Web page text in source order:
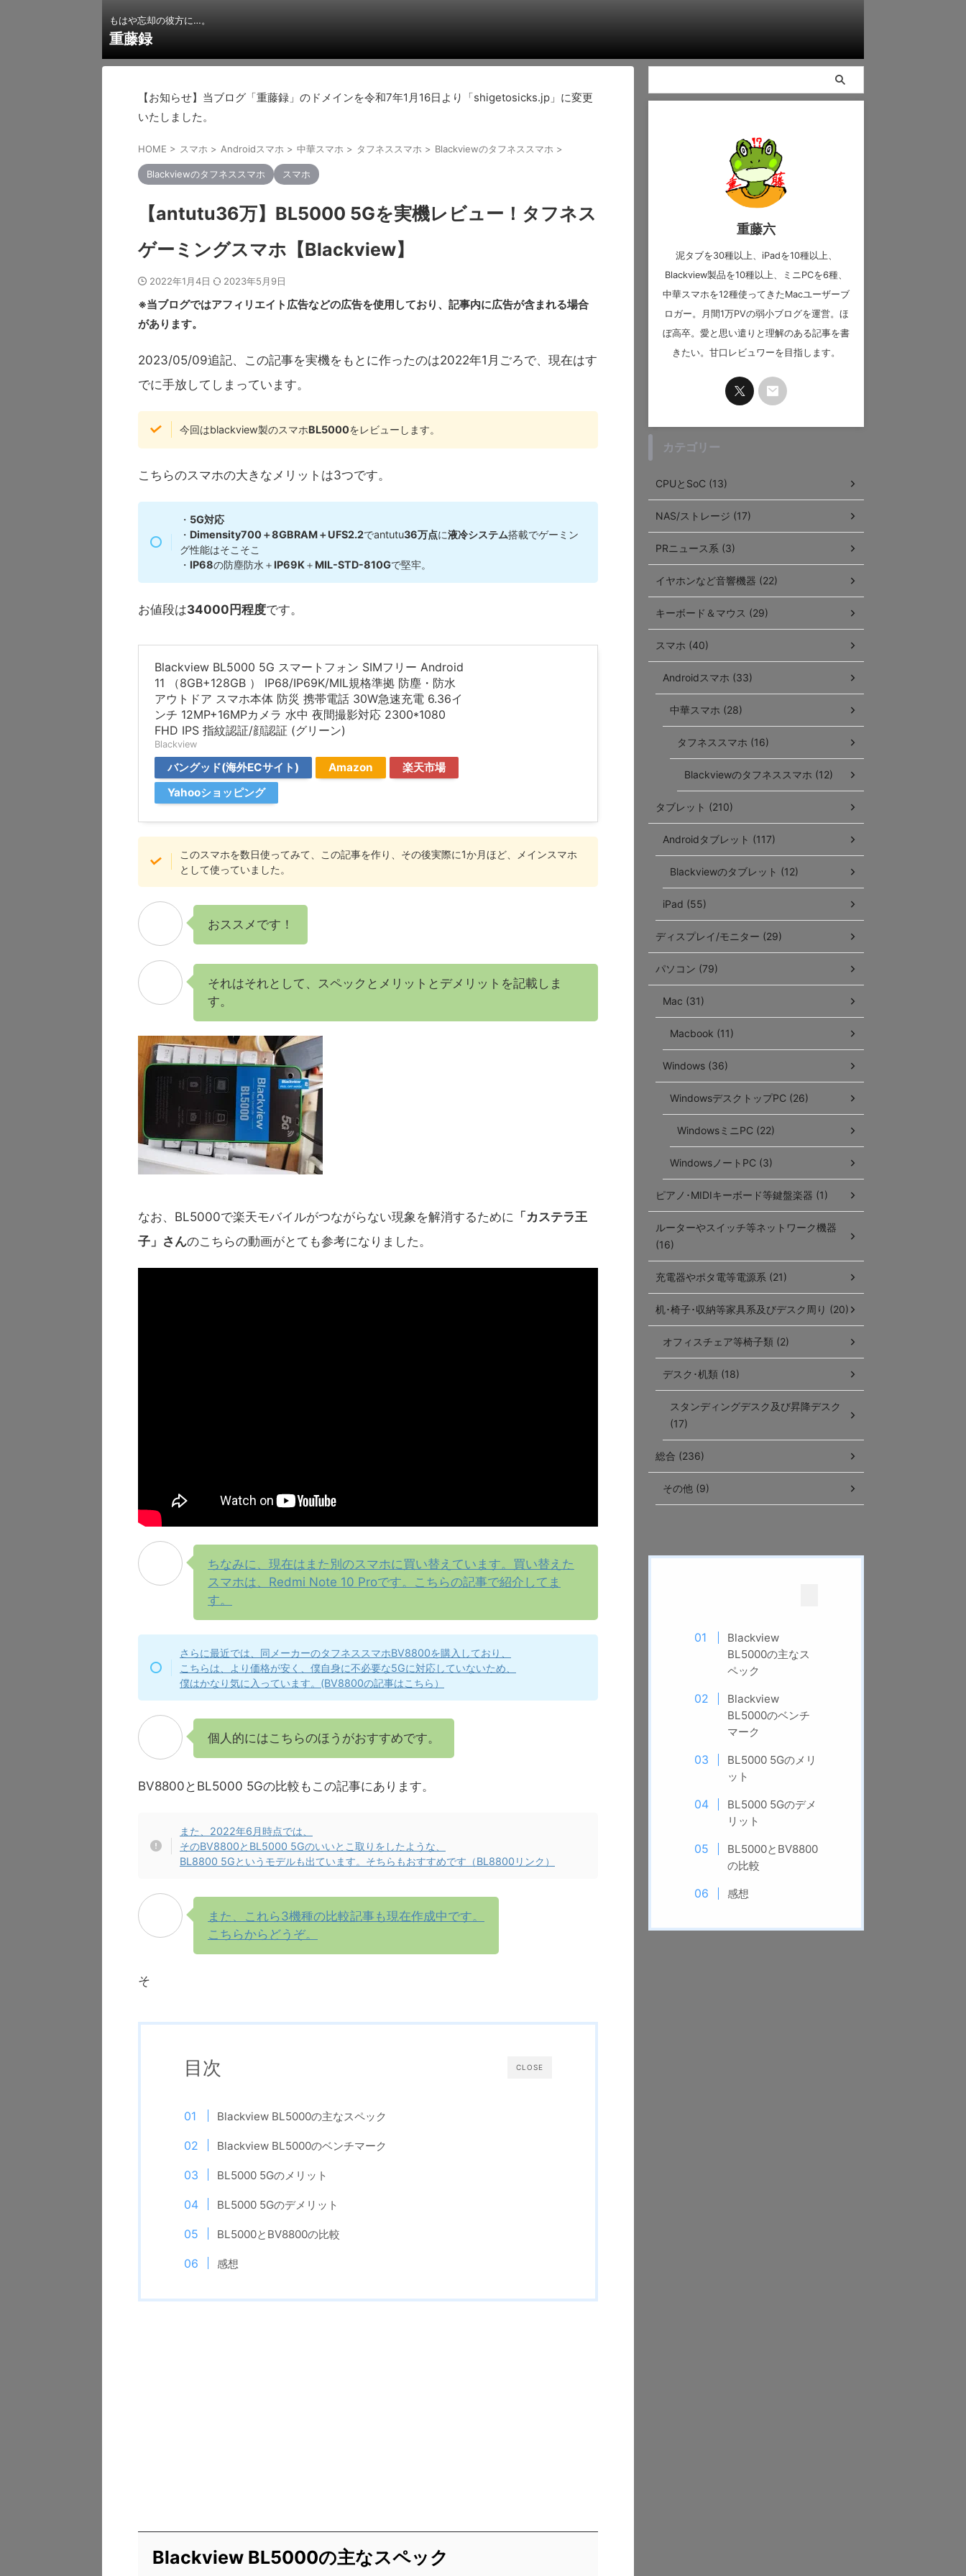
もはや忘却の彼方に…。
重藤録
【お知らせ】当ブログ「重藤録」のドメインを令和7年1月16日より「shigetosicks.jp」に変更
いたしました。
HOME > スマホ > Androidスマホ > 中華スマホ > タフネススマホ > Blackviewのタフネススマホ >
Blackviewのタフネススマホ スマホ
【antutu36万】BL5000 5Gを実機レビュー！タフネス
ゲーミングスマホ【Blackview】
2022年1月4日 2023年5月9日
※当ブログではアフィリエイト広告などの広告を使用しており、記事内に広告が含まれる場合
があります。
2023/05/09追記、この記事を実機をもとに作ったのは2022年1月ごろで、現在はす
でに手放してしまっています。
今回はblackview製のスマホBL5000をレビューします。
こちらのスマホの大きなメリットは3つです。
・ 5G対応
・ Dimensity700＋8GBRAM＋UFS2.2でantutu36万点に液冷システム搭載でゲーミン
グ性能はそこそこ
・ IP68の防塵防水＋ IP69K＋ MIL-STD-810Gで堅牢。
お値段は34000円程度です。
Blackview BL5000 5G スマートフォン SIMフリー Android
11 （8GB+128GB ） IP68/IP69K/MIL規格準拠 防塵・防水
アウトドア スマホ本体 防災 携帯電話 30W急速充電 6.36イ
ンチ 12MP+16MPカメラ 水中 夜間撮影対応 2300*1080
FHD IPS 指紋認証/顔認証 (グリーン)
Blackview
バングッド(海外ECサイト) Amazon
楽天市場
Yahooショッピング
このスマホを数日使ってみて、この記事を作り、その後実際に1か月ほど、メインスマホ
として使っていました。
おススメです！
それはそれとして、スペックとメリットとデメリットを記載しま
す。
なお、BL5000で楽天モバイルがつながらない現象を解消するために 「カステラ王
子」さんのこちらの動画がとても参考になりました。
ちなみに、現在はまた別のスマホに買い替えています。買い替えた
スマホは、Redmi Note 10 Proです。こちらの記事で紹介してま
す。
さらに最近では、同メーカーのタフネススマホBV8800を購入しており、
こちらは、より価格が安く、僕自身に不必要な5Gに対応していないため、
僕はかなり気に入っています。(BV8800の記事はこちら）
個人的にはこちらのほうがおすすめです。
BV8800とBL5000 5Gの比較もこの記事にあります。
また、2022年6月時点では、
そのBV8800とBL5000 5Gのいいとこ取りをしたような、
BL8800 5Gというモデルも出ています。そちらもおすすめです（BL8800リンク）
また、これら3機種の比較記事も現在作成中です。
こちらからどうぞ。
そ
CLOSE
目次
Blackview BL5000の主なスペック
Blackview BL5000のベンチマーク
BL5000 5Gのメリット
BL5000 5Gのデメリット
BL5000とBV8800の比較
感想
Blackview BL5000の主なスペック
重藤六
泥タブを30種以上、iPadを10種以上、
Blackview製品を10種以上、ミニPCを6種、
中華スマホを12種使ってきたMacユーザーブ
ロガー。月間1万PVの弱小ブログを運営。ほ
ぼ高卒。愛と思い遣りと理解のある記事を書
きたい。甘口レビュワーを目指します。
カテゴリー
CPUとSoC (13)
NAS/ストレージ (17)
PRニュース系 (3)
イヤホンなど音響機器 (22)
キーボード＆マウス (29)
スマホ (40)
Androidスマホ (33)
中華スマホ (28)
タフネススマホ (16)
Blackviewのタフネススマホ (12)
タブレット (210)
Androidタブレット (117)
Blackviewのタブレット (12)
iPad (55)
ディスプレイ/モニター (29)
パソコン (79)
Mac (31)
Macbook (11)
Windows (36)
WindowsデスクトップPC (26)
WindowsミニPC (22)
WindowsノートPC (3)
ピアノ･MIDIキーボード等鍵盤楽器 (1)
ルーターやスイッチ等ネットワーク機器
(16)
充電器やポタ電等電源系 (21)
机･椅子･収納等家具系及びデスク周り (20)
オフィスチェア等椅子類 (2)
デスク･机類 (18)
スタンディングデスク及び昇降デスク
(17)
総合 (236)
その他 (9)
Blackview
BL5000の主なス
ペック
Blackview
BL5000のベンチ
マーク
BL5000 5Gのメリ
ット
BL5000 5Gのデメ
リット
BL5000とBV8800
の比較
感想